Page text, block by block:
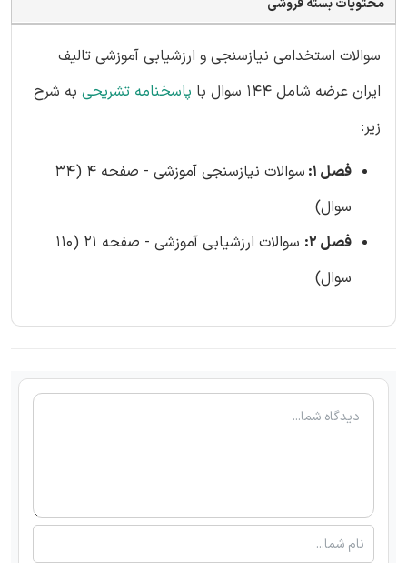
محتویات بسته فروشی
سوالات استخدامی نیازسنجی و ارزشیابی آموزشی تالیف
ایران عرضه شامل 144 سوال با
پاسخنامه تشریحی به شرح
زیر:
فصل 1:
سوالات نیازسنجی آموزشی - صفحه 4 (34
سوال)
فصل 2:
سوالات ارزشیابی آموزشی - صفحه 21 (110
سوال)